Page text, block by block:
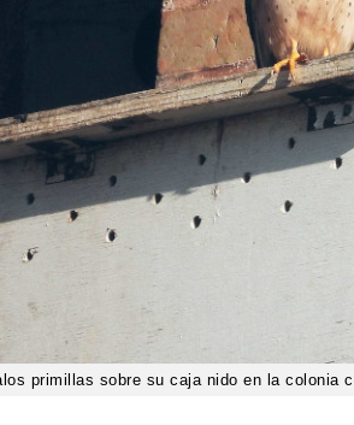
primillas sobre su caja nido en la colonia